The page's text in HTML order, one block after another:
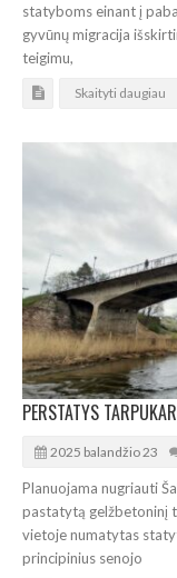
statyboms einant į
gyvūnų migracija
teigimu,
Skaityti daugiau
2025 balandžio 23
Planuojama nugriauti
pastatytą gelžbetoninį
vietoje numatytas
principinius senojo